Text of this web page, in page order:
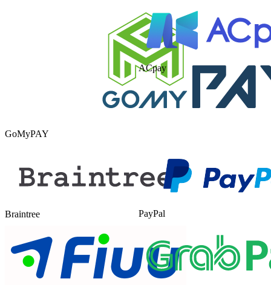
GoMyPAY
ACpay
Braintree PayPal